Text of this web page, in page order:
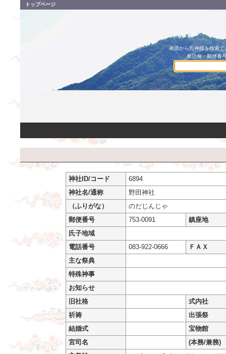
トップページ
単語から氏神様を検索でき
単語例：郵便番
神社ID/コード
6894
神社名/通称
野田神社
（ふりがな）
のだじんじゃ
郵便番号
753-0091
鎮座地
氏子地域
電話番号
083-922-0666
ＦＡＸ
主な祭典
特殊神事
お知らせ
旧社格
式内社
祈祷
出張祭
結婚式
宝物館
宮司名
(本務/兼務)